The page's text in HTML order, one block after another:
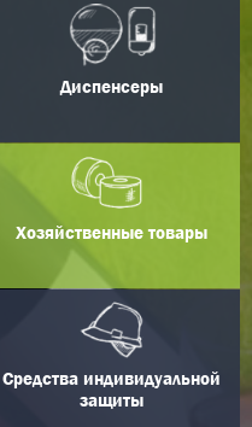
Диспенсеры
Хозяйственные товары
Средства индивидуальной
защиты